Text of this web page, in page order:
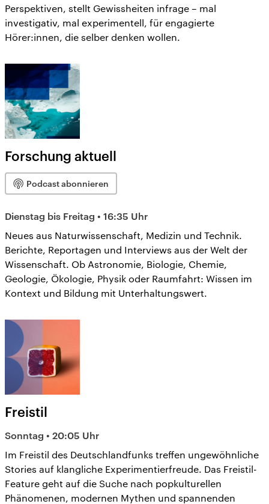
Perspektiven, stellt Gewissheiten infrage – mal
investigativ, mal experimentell, für engagierte
Hörer:innen, die selber denken wollen.
Forschung aktuell
Podcast abonnieren
Dienstag bis Freitag • 16:35 Uhr
Neues aus Naturwissenschaft, Medizin und Technik.
Berichte, Reportagen und Interviews aus der Welt der
Wissenschaft. Ob Astronomie, Biologie, Chemie,
Geologie, Ökologie, Physik oder Raumfahrt: Wissen im
Kontext und Bildung mit Unterhaltungswert.
Freistil
Sonntag • 20:05 Uhr
Im Freistil des Deutschlandfunks treffen ungewöhnliche
Stories auf klangliche Experimentierfreude. Das Freistil-
Feature geht auf die Suche nach popkulturellen
Phänomenen, modernen Mythen und spannenden